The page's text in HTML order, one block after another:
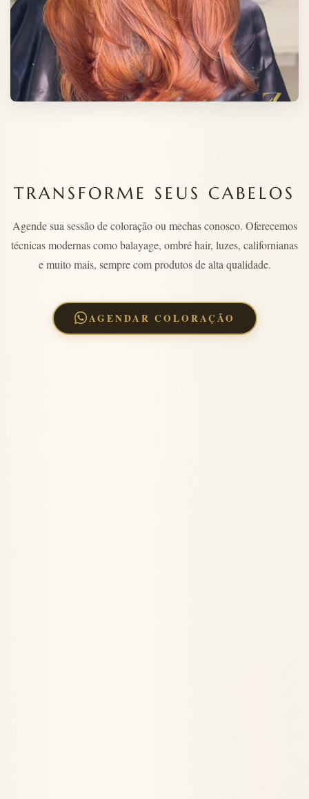
TRANSFORME SEUS CABELOS
Agende sua sessão de coloração ou mechas conosco. Oferecemos
técnicas modernas como balayage, ombré hair, luzes, californianas
e muito mais, sempre com produtos de alta qualidade.
AGENDAR COLORAÇÃO